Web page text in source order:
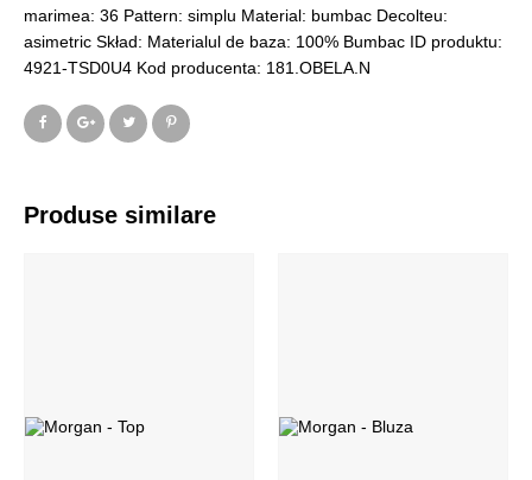
marimea: 36 Pattern: simplu Material: bumbac Decolteu:
asimetric Skład: Materialul de baza: 100% Bumbac ID produktu:
4921-TSD0U4 Kod producenta: 181.OBELA.N
Produse similare